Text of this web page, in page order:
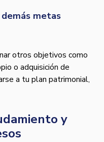
metas
otros objetivos como
o adquisición de
a tu plan patrimonial,
y